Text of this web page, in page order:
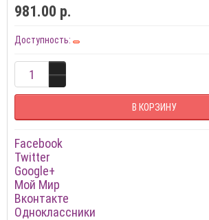
981.00 р.
Доступность:
В КОРЗИНУ
Facebook
Twitter
Google+
Мой Мир
Вконтакте
Одноклассники